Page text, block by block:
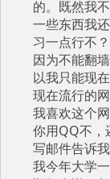
的。既然我
一些东西我
习一点行不
因为不能翻
以我只能现
现在流行的
我喜欢这个
你用QQ不，
写邮件告诉
我今年大学一